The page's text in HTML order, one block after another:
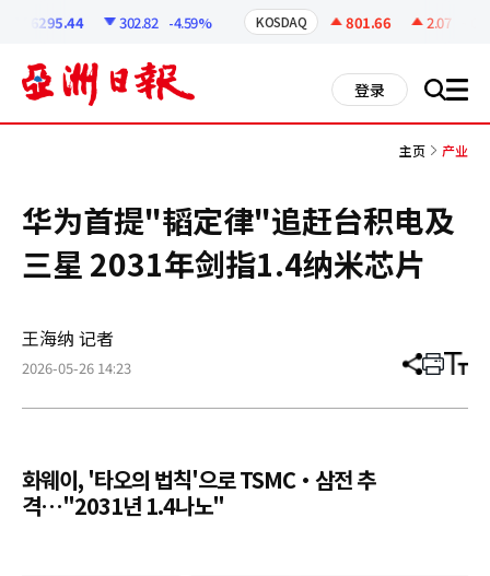
6295.44 302.82 -4.59% KOSDAQ 801.66 2.07
登录 搜 all
主页 产业
华为首提"韬定律"追赶台积电及
三星 2031年剑指1.4纳米芯片
王海纳 记者
2026-05-26 14:23 分
章
打 调
小
화웨이, '타오의 법칙'으로 TSMC·삼전 추
격…"2031년 1.4나노"